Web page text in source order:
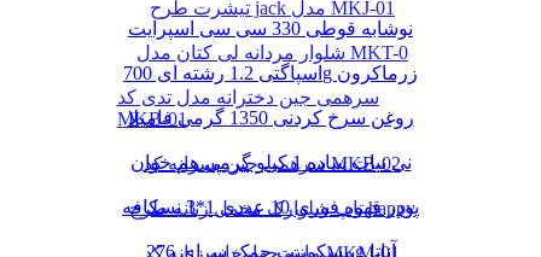
تیشرت طرح jack مدل MKJ-01
شلوار مردانه لی کتان مدل MKT-0
سرهمی جین دخترانه مدل تدی کد
MKB-01
سرهمی جین پسرانه کد MKB-02
تاپ شلوارک مخمل زنانه طرح happy
مانتو چهارخانه زنانه کد MKM-01
نوشابه قوطی 330 سی سی اسپرایت
اسپاگتی 1.2 رشته ای 700g زرماکرون
روغن سرخ کردنی 1350 گرمی فامیلا
نی نبات ساده 1 کیلو گرمی هم خوان
پودر قهوه فوری 10 عددی 1*3 نسکافه
بیسکوییت چمک سرای 276g آناتا